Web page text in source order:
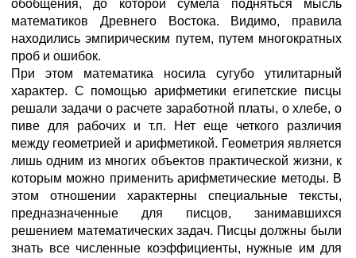
обобщения, до которой сумела подняться мысль
математиков Древнего Востока. Видимо, правила
находились эмпирическим путем, путем многократных
проб и ошибок.
При этом математика носила сугубо утилитарный
характер. С помощью арифметики египетские писцы
решали задачи о расчете заработной платы, о хлебе, о
пиве для рабочих и т.п. Нет еще четкого различия
между геометрией и арифметикой. Геометрия является
лишь одним из многих объектов практической жизни, к
которым можно применить арифметические методы. В
этом отношении характерны специальные тексты,
предназначенные для писцов, занимавшихся
решением математических задач. Писцы должны были
знать все численные коэффициенты, нужные им для